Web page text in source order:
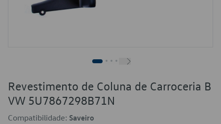
Revestimento de Coluna de Carroceria B
VW 5U7867298B71N
Compatibilidade: Saveiro